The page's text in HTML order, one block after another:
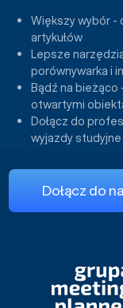
Większy wybór -
artykułów
Lepsze
porównywarka i
Bądź na
otwartymi
Dołącz do
wyjazdy studyjne
Dołącz do